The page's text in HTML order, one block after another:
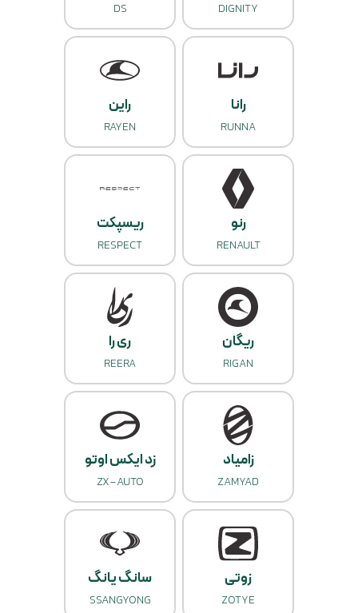
DIGNITY
DS
رانا
RUNNA
راین
RAYEN
رنو
RENAULT
ریسپکت
RESPECT
ریگان
RIGAN
ری را
REERA
زامیاد
ZAMYAD
زد ایکس اوتو
ZX-AUTO
زوتی
ZOTYE
سانگ یانگ
SSANGYONG